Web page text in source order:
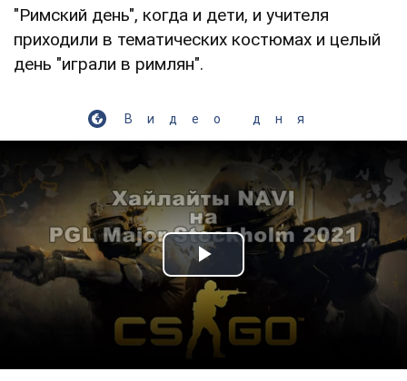
"Римский день", когда и дети, и учителя
приходили в тематических костюмах и целый
день "играли в римлян".
Видео дня
Play Video